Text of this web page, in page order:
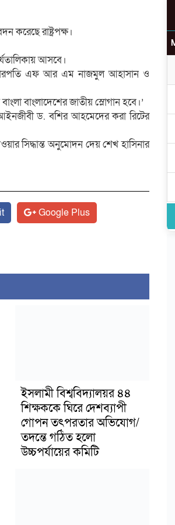
করেছে রাষ্ট্রপক্ষ।
আসবে।
এফ আর এম নাজমুল আহাসান ও
বাংলাদেশের জাতীয় স্লোগান হবে।’
আইনজীবী ড. বশির আহমেদের করা রিটের
সিদ্ধান্ত অনুমোদন দেয় শেখ হাসিনার
Google Plus
ইসলামী বিশ্ববিদ্যালয়র ৪৪
শিক্ষককে ঘিরে দেশব্যাপী
গোপন তৎপরতার অভিযোগ/
তদন্তে গঠিত হলো
উচ্চপর্যায়ের কমিটি